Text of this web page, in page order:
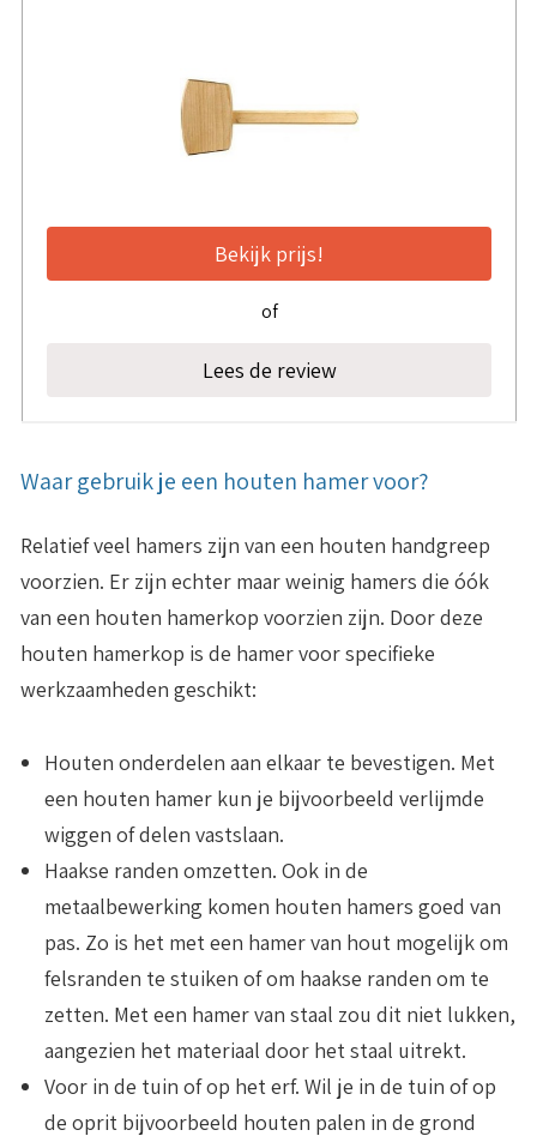
Bekijk prijs!
of
Lees de review
Waar gebruik je een houten hamer voor?
Relatief veel hamers zijn van een houten handgreep
voorzien. Er zijn echter maar weinig hamers die óók
van een houten hamerkop voorzien zijn. Door deze
houten hamerkop is de hamer voor specifieke
werkzaamheden geschikt:
Houten onderdelen aan elkaar te bevestigen. Met
een houten hamer kun je bijvoorbeeld verlijmde
wiggen of delen vastslaan.
Haakse randen omzetten. Ook in de
metaalbewerking komen houten hamers goed van
pas. Zo is het met een hamer van hout mogelijk om
felsranden te stuiken of om haakse randen om te
zetten. Met een hamer van staal zou dit niet lukken,
aangezien het materiaal door het staal uitrekt.
Voor in de tuin of op het erf. Wil je in de tuin of op
de oprit bijvoorbeeld houten palen in de grond